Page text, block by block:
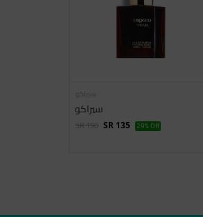
سيراكو
سيراكو
SR 190 SR 135 29% Off